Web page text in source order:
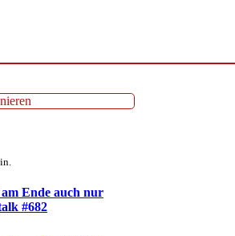
Ende auch nur
#682